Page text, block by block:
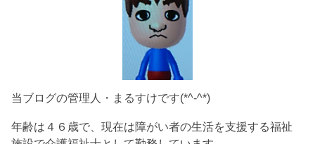
当ブログの管理人・まるすけです(*^-^*)
年齢は４６歳で、現在は障がい者の生活を支援する福祉